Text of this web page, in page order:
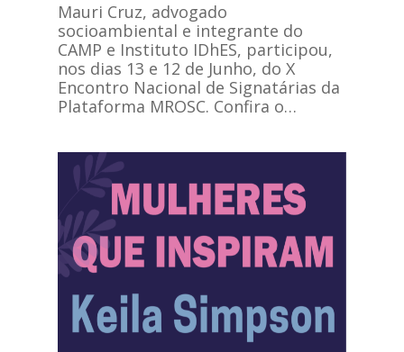
Mauri Cruz, advogado
socioambiental e integrante do
CAMP e Instituto IDhES, participou,
nos dias 13 e 12 de Junho, do X
Encontro Nacional de Signatárias da
Plataforma MROSC. Confira o…